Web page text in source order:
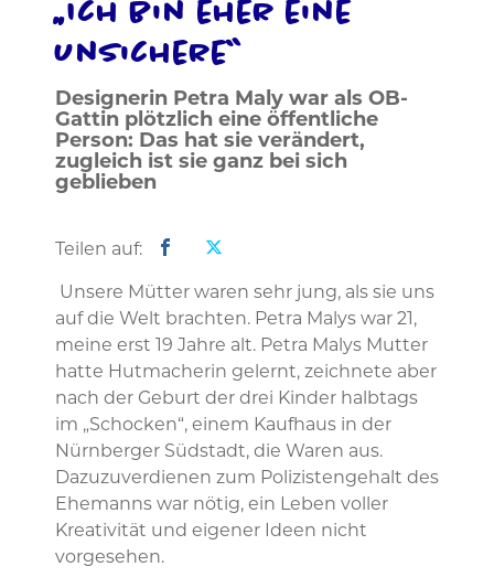
„Ich bin eher eine
Unsichere“
Designerin Petra Maly war als OB-
Gattin plötzlich eine öffentliche
Person: Das hat sie verändert,
zugleich ist sie ganz bei sich
geblieben
Teilen auf:
Unsere Mütter waren sehr jung, als sie uns
auf die Welt brachten. Petra Malys war 21,
meine erst 19 Jahre alt. Petra Malys Mutter
hatte Hutmacherin gelernt, zeichnete aber
nach der Geburt der drei Kinder halbtags
im „Schocken“, einem Kaufhaus in der
Nürnberger Südstadt, die Waren aus.
Dazuzuverdienen zum Polizistengehalt des
Ehemanns war nötig, ein Leben voller
Kreativität und eigener Ideen nicht
vorgesehen.